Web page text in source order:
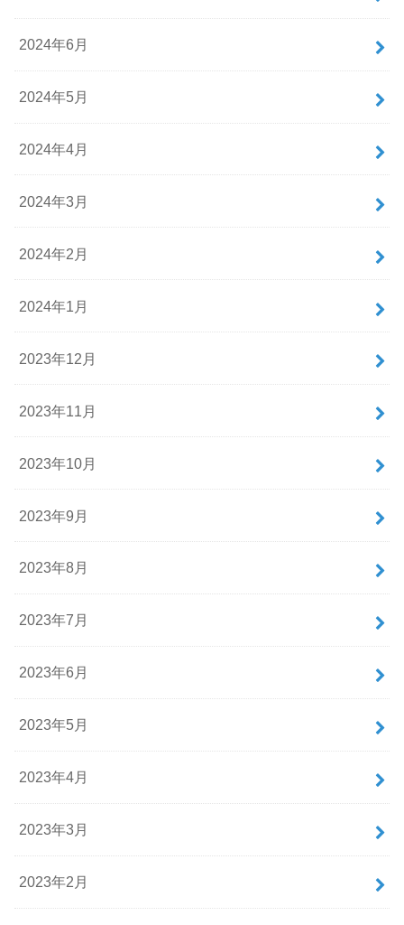
2024年6月
2024年5月
2024年4月
2024年3月
2024年2月
2024年1月
2023年12月
2023年11月
2023年10月
2023年9月
2023年8月
2023年7月
2023年6月
2023年5月
2023年4月
2023年3月
2023年2月